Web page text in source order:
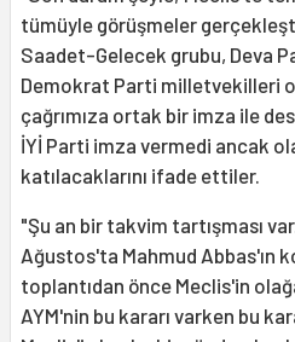
tümüyle görüşmeler
Saadet-Gelecek grubu, Deva
Demokrat Parti milletvekilleri
çağrımıza ortak bir imza ile
İYİ Parti imza vermedi ancak
katılacaklarını ifade ettiler.
"Şu an bir takvim tartışması
Ağustos'ta Mahmud Abbas'ın
toplantıdan önce Meclis'in
AYM'nin bu kararı varken bu